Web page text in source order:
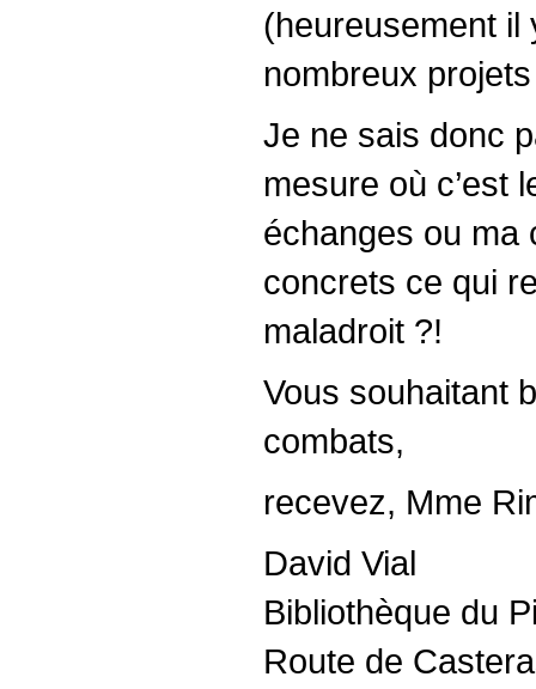
(heureusement il
nombreux
Je ne sais donc
mesure où c’est
échanges ou ma
concrets ce qui
maladroit ?!
Vous souhaitant
combats,
recevez, Mme
David Vial
Bibliothèque du
Route de